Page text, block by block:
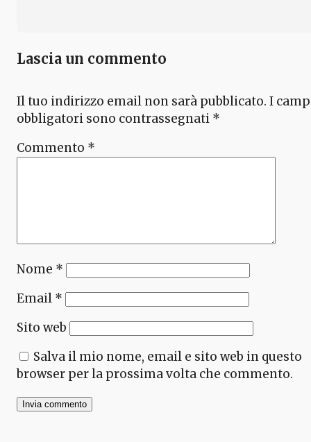
Lascia un commento
Il tuo indirizzo email non sarà pubblicato. I
obbligatori sono contrassegnati *
Commento *
Nome *
Email *
Sito web
Salva il mio nome, email e sito web in questo
browser per la prossima volta che commento.